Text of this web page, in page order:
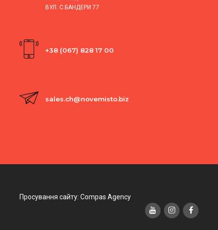
ВУЛ. С.БАНДЕРИ 77
+38 (067) 828 17 00
sales.ch@novemisto.biz
Просування сайту: Compas Agency